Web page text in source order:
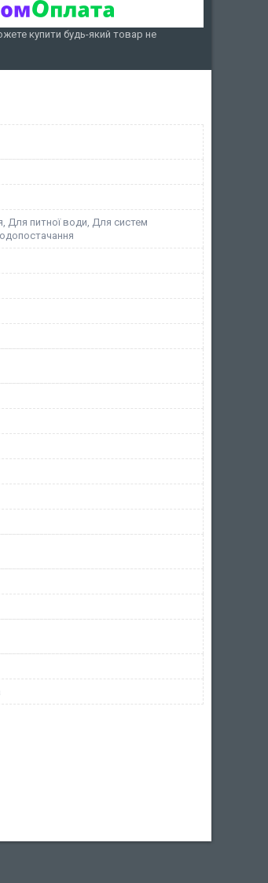
купити будь-який товар не
Для питної води, Для систем